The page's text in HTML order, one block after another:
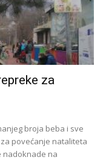
za
broja beba i sve
povećanje nataliteta
nadoknade na